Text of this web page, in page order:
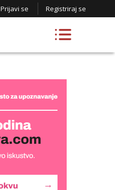
Prijavi se Registriraj se